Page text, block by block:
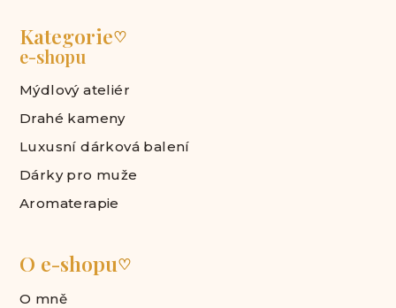
Kategorie♡
e-shopu
Mýdlový ateliér
Drahé kameny
Luxusní dárková balení
Dárky pro muže
Aromaterapie
O e-shopu♡
O mně